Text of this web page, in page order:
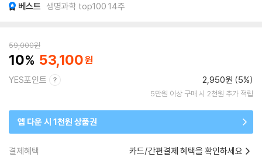
베스트 생명과학 top100 14주
59,000원
10 53,100
YES포인트 2,950원 (5%)
5만원 이상 구매 시 2천원 추가 적립
앱 다운 시 1천원 상품권
결제혜택 카드/간편결제 혜택을 확인하세요